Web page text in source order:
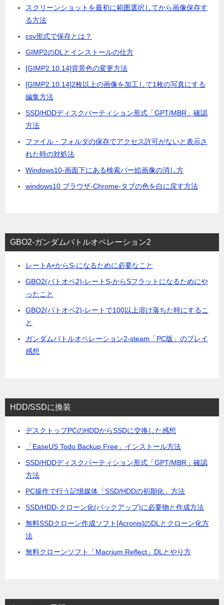
スクリーンショットを最初に範囲選択してから画像保存す
る方法
csv形式で保存とは？
GIMP2のDLとインストールの仕方
[GIMP2.10.14]背景色の変更方法
[GIMP2.10.14]2枚以上の画像を加工して1枚の写真にする
編集方法
SSD/HDDディスクパーティション形式「GPT/MBR」確認
方法
ファイル・フォルダの保存でアクセス許可がないと表示さ
れた時の対処法
Windows10-画面下にある検索バー絵画像の消し方
windows10 ブラウザ-Chrome-タブの色を白に戻す方法
GBO2-ガンダムバトルオペレーション2
レートA+からS-になるために必要なこと
GBO2(バトオペ2)-レートS-からSフラットになるためにや
ったこと
GBO2(バトオペ2)-レートで100以上溶け落ちた時にするこ
と
ガンダムバトルオペレーション2-steam「PC版」のプレイ
感想
HDD/SSDに換装
デスクトップPCのHDDからSSDに交換した感想
「EaseUS Todo Backup Free」インストール方法
SSD/HDDディスクパーティション形式「GPT/MBR」確認
方法
PC操作で行う記憶媒体「SSD/HDDの初期化」方法
SSD/HDD-クローン化(バックアップ)に必要物と作成方法
無料SSDクローン作成ソフト[Acronis]のDLとクローン化方
法
無料クローンソフト「Macrium Reflect」DLとやり方